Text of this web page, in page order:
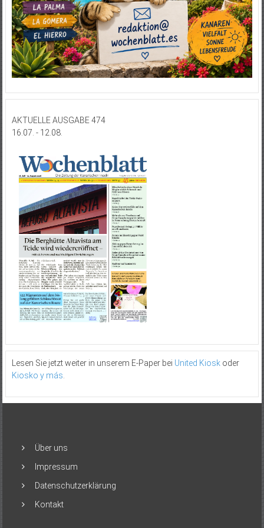
AKTUELLE AUSGABE 474
16.07. - 12.08.
Lesen Sie jetzt weiter in unserem E-Paper bei United Kioskoder
Kiosko y más
Über uns
Impressum
Datenschutzerklärung
Kontakt